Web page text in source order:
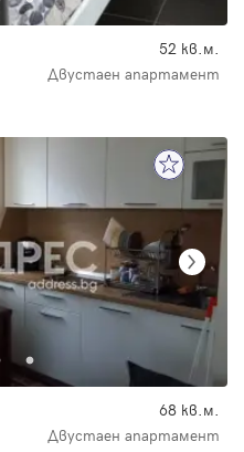
52 кв.м.
Двустаен апартамент
68 кв.м.
Двустаен апартамент